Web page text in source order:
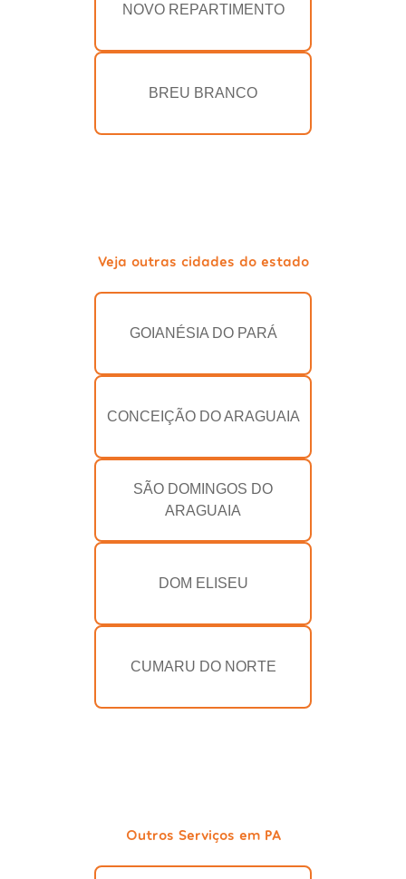
NOVO REPARTIMENTO
BREU BRANCO
Veja outras cidades do estado
GOIANÉSIA DO PARÁ
CONCEIÇÃO DO ARAGUAIA
SÃO DOMINGOS DO
ARAGUAIA
DOM ELISEU
CUMARU DO NORTE
Outros Serviços em PA